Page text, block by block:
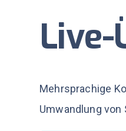
Mehrsprachige
Umwandlung von